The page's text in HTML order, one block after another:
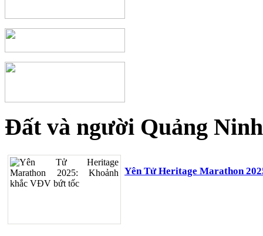
Đất và người Quảng Ninh
Yên Tử Heritage Marathon